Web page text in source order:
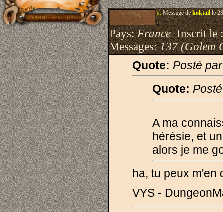
#.Message dekoktaille
Pays:FranceInscrit le
Messages:137 (Golem
Quote: Posté
Quote:
A ma
hérésie, et
alors je me
ha, tu peux m'en
VYS -